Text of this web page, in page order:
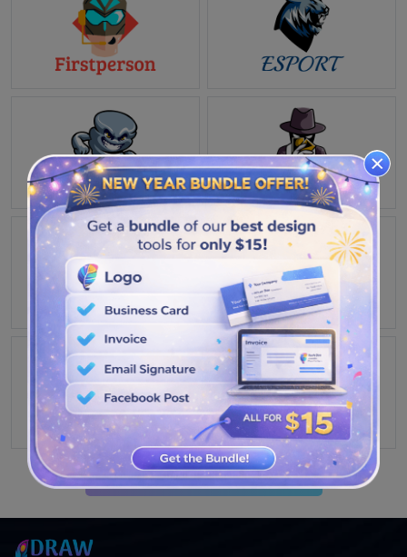
DAHA FAZLA TASARIM GÖRÜN